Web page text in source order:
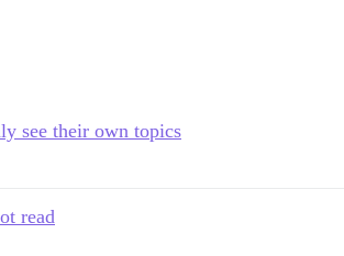
see their own topics
read